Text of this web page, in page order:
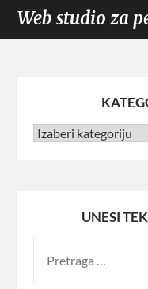
Web studio za
UNESI